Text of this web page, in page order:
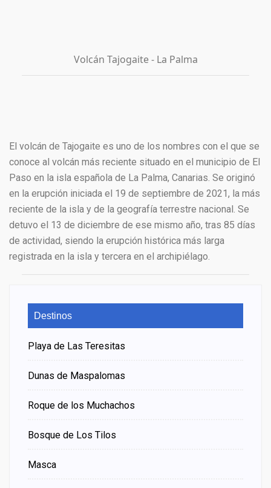
Volcán Tajogaite - La Palma
El volcán de Tajogaite es uno de los nombres con el que se
conoce al volcán más reciente situado en el municipio de El
Paso en la isla española de La Palma, Canarias. Se originó
en la erupción iniciada el 19 de septiembre de 2021, la más
reciente de la isla y de la geografía terrestre nacional. Se
detuvo el 13 de diciembre de ese mismo año, tras 85 días
de actividad, siendo la erupción histórica más larga
registrada en la isla y tercera en el archipiélago.
Destinos
Playa de Las Teresitas
Dunas de Maspalomas
Roque de los Muchachos
Bosque de Los Tilos
Masca